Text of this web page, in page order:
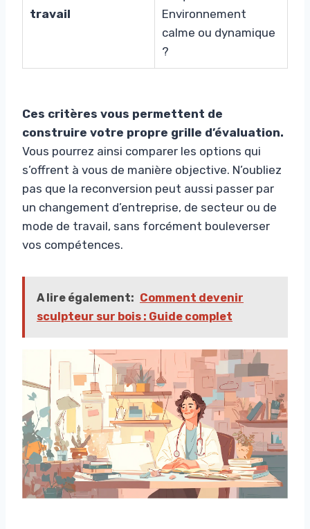
travail
Environnement
calme ou dynamique
?
Ces critères vous permettent de
construire votre propre grille d’évaluation.
Vous pourrez ainsi comparer les options qui
s’offrent à vous de manière objective. N’oubliez
pas que la reconversion peut aussi passer par
un changement d’entreprise, de secteur ou de
mode de travail, sans forcément bouleverser
vos compétences.
A lire également: Comment devenir
sculpteur sur bois : Guide complet